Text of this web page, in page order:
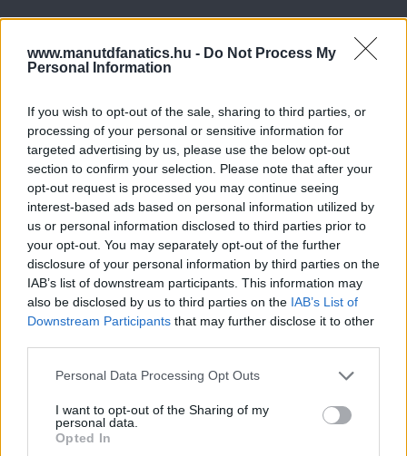
www.manutdfanatics.hu - Do Not Process My
Personal Information
If you wish to opt-out of the sale, sharing to third parties, or
processing of your personal or sensitive information for
targeted advertising by us, please use the below opt-out
section to confirm your selection. Please note that after your
opt-out request is processed you may continue seeing
interest-based ads based on personal information utilized by
us or personal information disclosed to third parties prior to
your opt-out. You may separately opt-out of the further
disclosure of your personal information by third parties on the
IAB’s list of downstream participants. This information may
also be disclosed by us to third parties on the IAB’s List of
Downstream Participants that may further disclose it to other
Please note that this website/app uses one or more Google
not limited to your visit or usage behaviour. You may click to
grant or deny consent to Google and its third-party tags to
use your data for below specified purposes in below Google
Personal Data Processing Opt Outs
I want to opt-out of the Sharing of my
personal data.
Opted In
Meccs Center
Paris Saint-Germainvs
Manchester United
Felkészülési szezon 4. mérkőzés
Nya Ullevi, Göteborg
2026-08-08 17:00
AC MilanvsManchester United